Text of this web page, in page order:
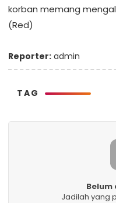
korban memang
(Red)
Reporter: admin
TAG
Jadilah yang